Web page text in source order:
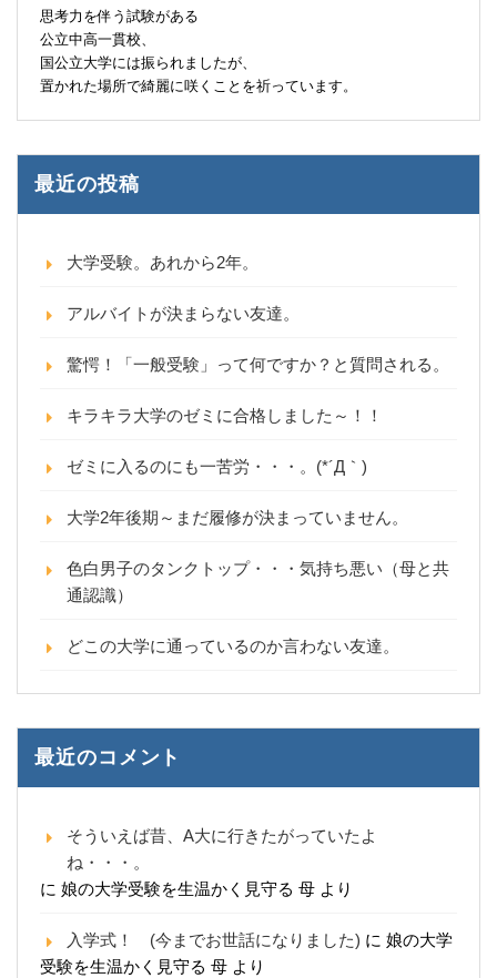
思考力を伴う試験がある
公立中高一貫校、
国公立大学には振られましたが、
置かれた場所で綺麗に咲くことを祈っています。
最近の投稿
大学受験。あれから2年。
アルバイトが決まらない友達。
驚愕！「一般受験」って何ですか？と質問される。
キラキラ大学のゼミに合格しました～！！
ゼミに入るのにも一苦労・・・。(*´Д｀)
大学2年後期～まだ履修が決まっていません。
色白男子のタンクトップ・・・気持ち悪い（母と共
通認識）
どこの大学に通っているのか言わない友達。
最近のコメント
そういえば昔、A大に行きたがっていたよ
ね・・・。
に 娘の大学受験を生温かく見守る 母 より
入学式！ (今までお世話になりました) に 娘の大学
受験を生温かく見守る 母 より